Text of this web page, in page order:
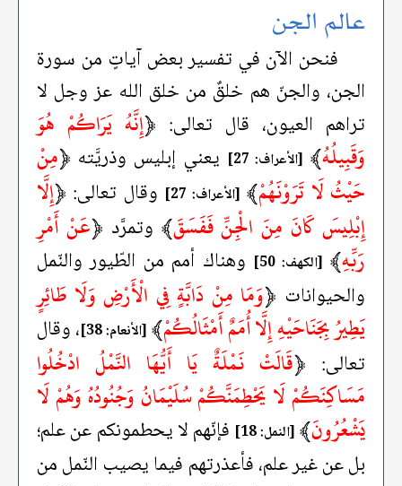
عالم الجن
فنحن الآن في تفسير بعض آياتٍ من سورة
الجن، والجنّ هم خلقٌ من خلق الله عز وجل لا
تراهم العيون، قال تعالى: ﴿إِنَّهُ يَرَاكُمْ هُوَ
وَقَبِيلُهُ﴾ [الأعراف: 27] يعني إبليس وذريَّته ﴿مِنْ
حَيْثُ لَا تَرَوْنَهُمْ﴾ [الأعراف: 27] وقال تعالى: ﴿إِلَّا
إِبْلِيسَ كَانَ مِنَ الْجِنِّ فَفَسَقَ﴾ وتمرَّد ﴿عَنْ أَمْرِ
رَبِّهِ﴾ [الكهف: 50]
وهناك أمم من الطّيور والنّمل
والحيوانات ﴿وَمَا مِنْ دَابَّةٍ فِي الْأَرْضِ وَلَا طَائِرٍ
يَطِيرُ بِجَنَاحَيْهِ إِلَّا أُمَمٌ أَمْثَالُكُمْ﴾ [الأنعام: 38]
، وقال
تعالى: ﴿قَالَتْ نَمْلَةٌ يَا أَيُّهَا النَّمْلُ ادْخُلُوا
مَسَاكِنَكُمْ لَا يَحْطِمَنَّكُمْ سُلَيْمَانُ وَجُنُودُهُ وَهُمْ لَا
يَشْعُرُونَ﴾ [النمل: 18]
فإنّهم لا يحطمونكم عن علم؛
بل عن غير علم، فأعذرتهم فيما يصيب النّمل من